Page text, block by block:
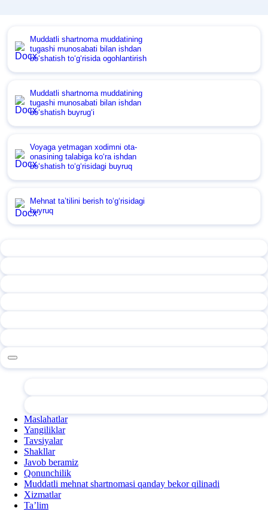
Muddatli shartnoma muddatining
tugashi munosabati bilan ishdan
boʻshatish toʻgʻrisida ogohlantirish
Muddatli shartnoma muddatining
tugashi munosabati bilan ishdan
boʻshatish buyrugʻi
Voyaga yetmagan хodimni ota-
onasining talabiga koʻra ishdan
boʻshatish toʻgʻrisidagi buyruq
Mehnat ta’tilini berish toʻgʻrisidagi
buyruq
Maslahatlar
Yangiliklar
Tavsiyalar
Shakllar
Javob beramiz
Qonunchilik
Muddatli mehnat shartnomasi qanday bekor qilinadi
Xizmatlar
Ta’lim